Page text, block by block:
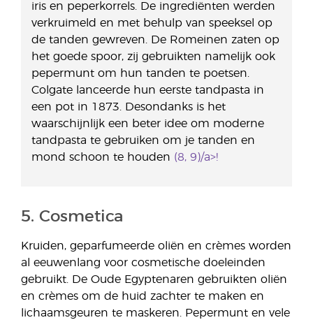
iris en peperkorrels. De ingrediënten werden
verkruimeld en met behulp van speeksel op
de tanden gewreven. De Romeinen zaten op
het goede spoor, zij gebruikten namelijk ook
pepermunt om hun tanden te poetsen.
Colgate lanceerde hun eerste tandpasta in
een pot in 1873. Desondanks is het
waarschijnlijk een beter idee om moderne
tandpasta te gebruiken om je tanden en
mond schoon te houden (8, 9)/a>!
5. Cosmetica
Kruiden, geparfumeerde oliën en crèmes worden
al eeuwenlang voor cosmetische doeleinden
gebruikt. De Oude Egyptenaren gebruikten oliën
en crèmes om de huid zachter te maken en
lichaamsgeuren te maskeren. Pepermunt en vele